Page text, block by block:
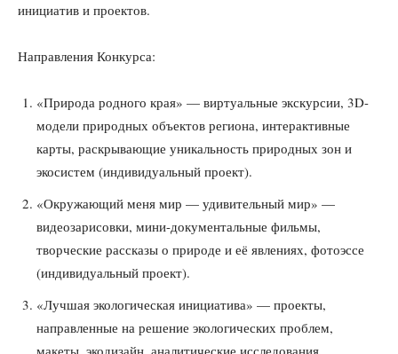
инициатив и проектов.
Направления Конкурса:
«Природа родного края» — виртуальные экскурсии, 3D-
модели природных объектов региона, интерактивные
карты, раскрывающие уникальность природных зон и
экосистем (индивидуальный проект).
«Окружающий меня мир — удивительный мир» —
видеозарисовки, мини-документальные фильмы,
творческие рассказы о природе и её явлениях, фотоэссе
(индивидуальный проект).
«Лучшая экологическая инициатива» — проекты,
направленные на решение экологических проблем,